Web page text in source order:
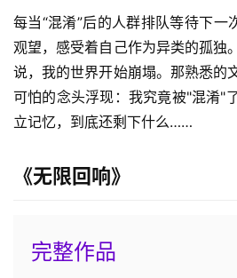
每当“混淆”后的人群排队等待下一
观望，感受着自己作为异类的孤独
说，我的世界开始崩塌。那熟悉的
可怕的念头浮现：我究竟被"混淆"
立记忆，到底还剩下什么……
《无限回响》
完整作品